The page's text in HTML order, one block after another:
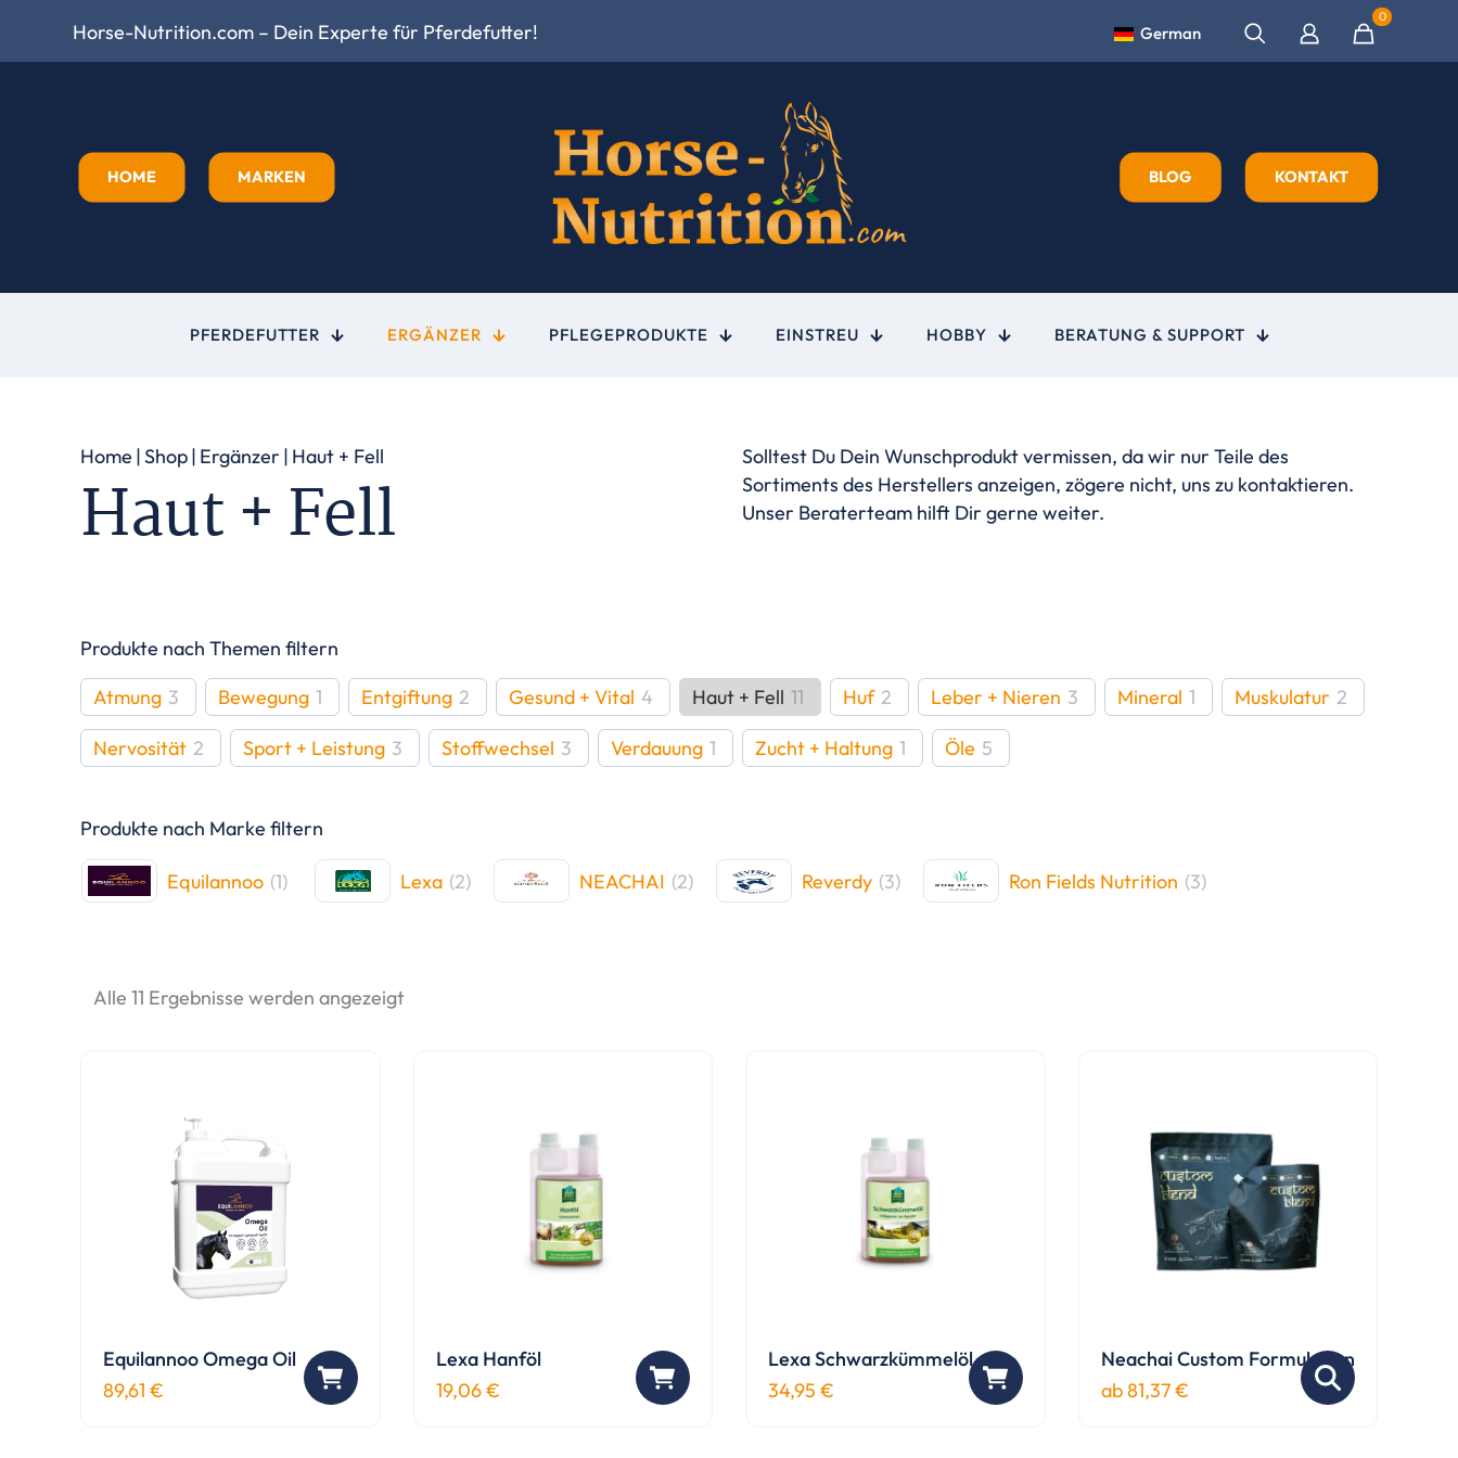
Horse-Nutrition.com – Dein Experte für Pferdefutter! German
0
HOME MARKEN BLOG KONTAKT
PFERDEFUTTER ERGÄNZER PFLEGEPRODUKTE EINSTREU HOBBY BERATUNG & SUPPORT
Home |Shop| Ergänzer | Haut + Fell
Haut + Fell
Solltest Du Dein Wunschprodukt vermissen, da wir nur Teile des
Sortiments des Herstellers anzeigen, zögere nicht, uns zu kontaktieren.
Unser Beraterteam hilft Dir gerne weiter.
Produkte nach Themen filtern
Atmung 3 Bewegung 1 Entgiftung 2 Gesund + Vital 4 Haut + Fell 11 Huf 2 Leber + Nieren 3 Mineral 1 Muskulatur 2
Nervosität 2 Sport + Leistung 3 Stoffwechsel 3 Verdauung 1 Zucht + Haltung 1 Öle 5
Produkte nach Marke filtern
Equilannoo (1) Lexa (2) NEACHAI (2) Reverdy (3) Ron Fields Nutrition (3)
Alle 11 Ergebnisse werden angezeigt
Equilannoo Omega Oil
89,61 €
Lexa Hanföl
19,06€
Lexa Schwarzkümmelöl
34,95 €
Neachai Custom Formulation
ab81,37€